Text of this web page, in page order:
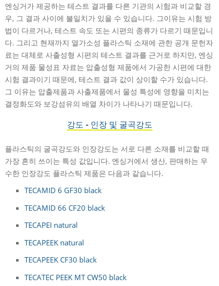
엔싱거가 제공하는 테스트 결과를 다른 기관의 시험과 비교할 경
우, 그 결과 사이에 불일치가 있을 수 있습니다. 그이유는 시험 방
법이 다르거나, 테스트 속도 또는 시편의 종류가 다르기 때문입니
다. 그리고 현재까지 열가소성 플라스틱 소재에 관한 공개 문헌자
료는 대체로 사출성형 시편의 테스트 결과를 근거로 하지만, 엔싱
거의 제품 물성표 자료는 압출성형 제품에서 가공한 시편에 대한
시험 결과이기 때문에, 테스트 결과 값이 상이할 수가 있습니다.
그 이유는 압출제품과 사출제품에서 물성 특성에 영향을 미치는
결정화도와 보강섬유의 배열 차이가 나타나기 때문입니다.
강도 - 인장 및 굴곡강도
플라스틱의 굴곡강도와 인장강도는 서로 다른 소재를 비교할 때
가장 흔히 쓰이는 특성 값입니다. 엔싱거에서 생산, 판매하는 우
수한 인장강도 플라스틱 제품은 다음과 같습니다.
TECAMID 6 GF30 black
TECAMID 66 CF20 black
TECAPEI natural
TECAPEEK natural
TECAPEEK CF30 black
TECATEC PEEK MT CW50 black